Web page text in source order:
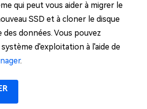
qui peut vous aider à migrer le
SSD et à cloner le disque
des données. Vous pouvez
d'exploitation à l'aide de
.